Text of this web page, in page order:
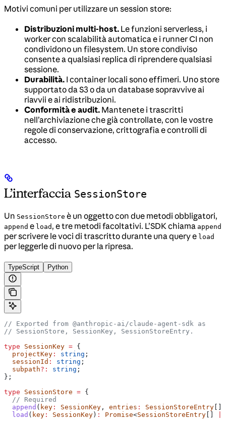
Motivi comuni per utilizzare un session store:
Distribuzioni multi-host. Le funzioni serverless, i
worker con scalabilità automatica e i runner CI non
condividono un filesystem. Un store condiviso
consente a qualsiasi replica di riprendere qualsiasi
sessione.
Durabilità. I container locali sono effimeri. Uno store
supportato da S3 o da un database sopravvive ai
riavvii e ai ridistribuzioni.
Conformità e audit. Mantenete i trascritti
nell’archiviazione che già controllate, con le vostre
regole di conservazione, crittografia e controlli di
accesso.
L’interfaccia SessionStore
Un SessionStore è un oggetto con due metodi obbligatori,
append e load , e tre metodi facoltativi. L’SDK chiama append
per scrivere le voci di trascritto durante una query e load
per leggerle di nuovo per la ripresa.
TypeScript Python
// Exported from @anthropic-ai/claude-agent-sdk as
// SessionStore, SessionKey, SessionStoreEntry.
type SessionKey = {
  projectKey
: string ;
  sessionId
: string ;
  subpath
?: string ;
};
type SessionStore = {
  // Required
  append
( key : SessionKey , entries : SessionStoreEntry
  load
( key : SessionKey ) : Promise<SessionStoreEntry